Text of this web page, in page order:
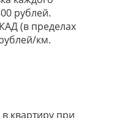
рублей.
(в пределах
км.
квартиру при